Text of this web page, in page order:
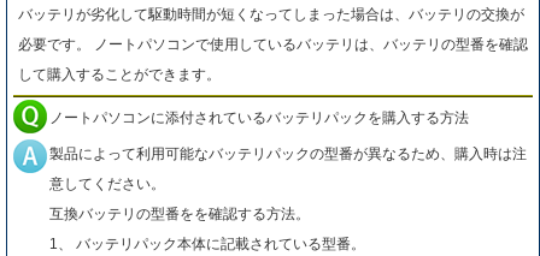
バッテリが劣化して駆動時間が短くなってしまった場合は、バッテリの交換が
必要です。 ノートパソコンで使用しているバッテリは、バッテリの型番を確認
して購入することができます。
ノートパソコンに添付されているバッテリパックを購入する方法
製品によって利用可能なバッテリパックの型番が異なるため、購入時は注
意してください。
互換バッテリの型番をを確認する方法。
1、 バッテリパック本体に記載されている型番。